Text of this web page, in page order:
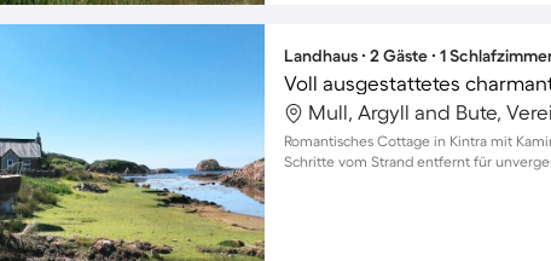
Landhaus ∙ 2 Gäste ∙ 1
Mull, Argyll and Bute,
Romantisches Cottage in Kintra mit
Schritte vom Strand entfernt für